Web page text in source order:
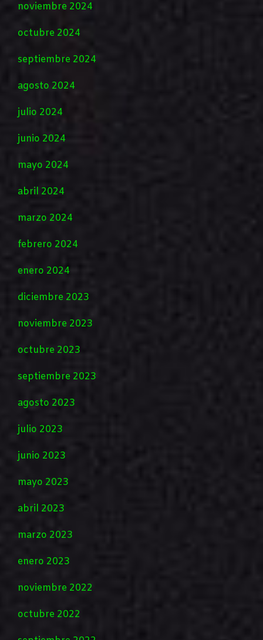
noviembre 2024
octubre 2024
septiembre 2024
agosto 2024
julio 2024
junio 2024
mayo 2024
abril 2024
marzo 2024
febrero 2024
enero 2024
diciembre 2023
noviembre 2023
octubre 2023
septiembre 2023
agosto 2023
julio 2023
junio 2023
mayo 2023
abril 2023
marzo 2023
enero 2023
noviembre 2022
octubre 2022